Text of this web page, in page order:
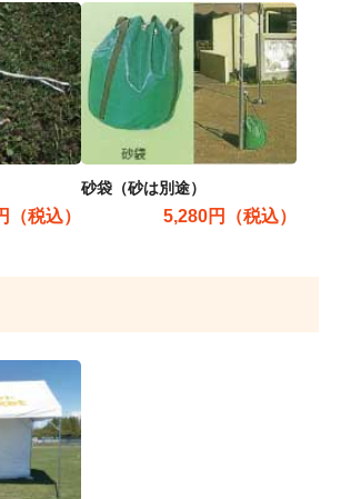
（税込）
砂袋（砂は別途）
5,280円（税込）